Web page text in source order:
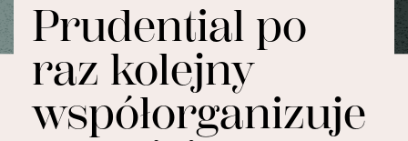
Prudential po
raz kolejny
współorganizuje